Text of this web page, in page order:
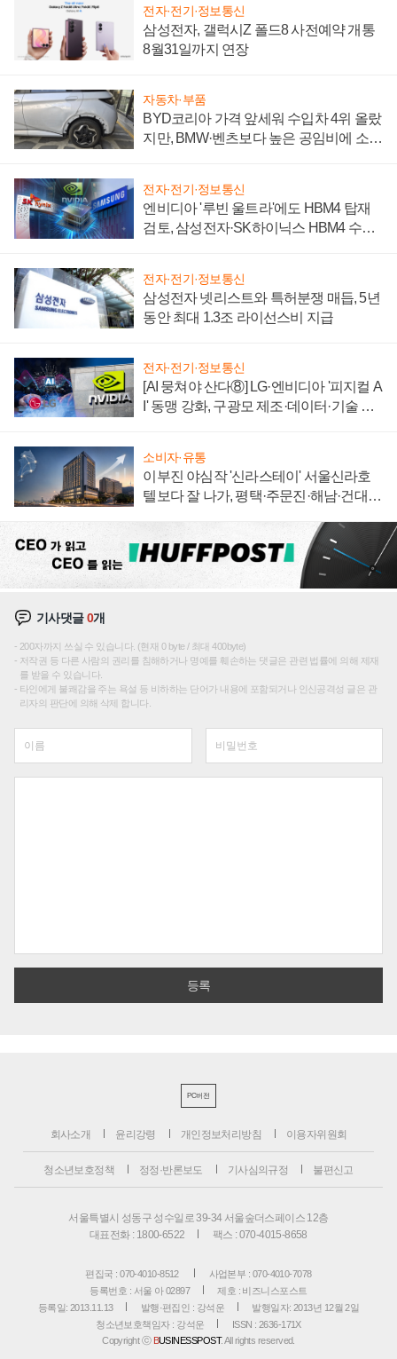
전자·전기·정보통신
삼성전자, 갤럭시Z 폴드8 사전예약 개통
8월31일까지 연장
자동차·부품
BYD코리아 가격 앞세워 수입차 4위 올랐
지만, BMW·벤츠보다 높은 공임비에 소비
전자·전기·정보통신
엔비디아 '루빈 울트라'에도 HBM4 탑재
검토, 삼성전자·SK하이닉스 HBM4 수율
전자·전기·정보통신
삼성전자 넷리스트와 특허분쟁 매듭, 5년
동안 최대 1.3조 라이선스비 지급
전자·전기·정보통신
[AI 뭉쳐야 산다⑧] LG·엔비디아 '피지컬 A
I' 동맹 강화, 구광모 제조·데이터·기술 결
소비자·유통
이부진 야심작 '신라스테이' 서울신라호
텔보다 잘 나가, 평택·주문진·해남·건대로
기사댓글0개
200자까지 쓰실 수 있습니다. (현재 0 byte / 최대 400byte)
저작권 등 다른 사람의 권리를 침해하거나 명예를 훼손하는 댓글은 관련 법률에 의해 제재
를 받을 수 있습니다.
타인에게 불쾌감을 주는 욕설 등 비하하는 단어가 내용에 포함되거나 인신공격성 글은 관
리자의 판단에 의해 삭제 합니다.
PC버전
회사소개 윤리강령 개인정보처리방침 이용자위원회
청소년보호정책 정정·반론보도 기사심의규정 불편신고
서울특별시 성동구 성수일로 39-34 서울숲더스페이스 12층
대표전화 : 1800-6522
팩스 : 070-4015-8658
편집국 : 070-4010-8512
사업본부 : 070-4010-7078
등록번호 : 서울 아 02897
제호 : 비즈니스포스트
등록일: 2013.11.13
발행·편집인 : 강석운
발행일자: 2013년 12월 2일
청소년보호책임자 : 강석운
ISSN : 2636-171X
Copyright ⓒ BUSINESSPOST. All rights reserved.